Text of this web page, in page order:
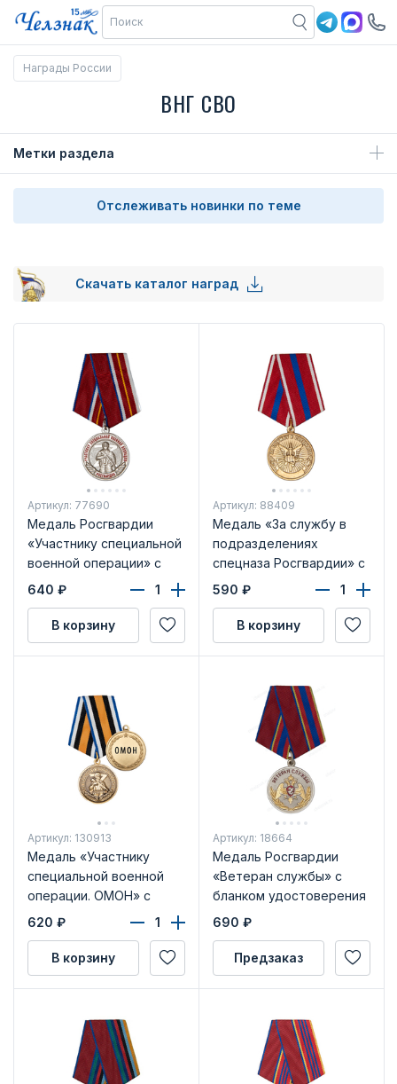
Награды России
ВНГ СВО
Метки раздела
Отслеживать новинки по теме
Скачать каталог наград
Артикул: 77690
Медаль Росгвардии
«Участнику специальной
военной операции» с
бланком удостоверения
640 ₽
В корзину
Артикул: 88409
Медаль «За службу в
подразделениях
спецназа Росгвардии» с
бланком удостоверения
590 ₽
В корзину
Артикул: 130913
Медаль «Участнику
специальной военной
операции. ОМОН» с
бланком удостоверения
620 ₽
В корзину
Артикул: 18664
Медаль Росгвардии
«Ветеран службы» с
бланком удостоверения
690 ₽
Предзаказ